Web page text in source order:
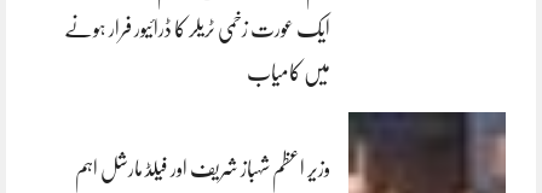
ایک عورت زخمی ٹریلر کا ڈرائیور فرار ہونے
میں کامیاب
وزیر اعظم شہباز شریف اور فیلڈ مارشل اہم